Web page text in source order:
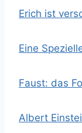
Erich ist
Eine
Faust: das
Albert